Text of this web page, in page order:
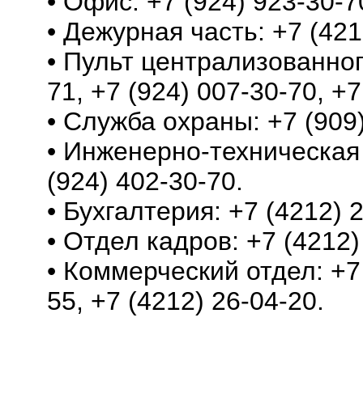
• Дежурная часть: +7
• Пульт
71, +7 (924) 007-30-70,
• Служба охраны: +7
• Инженерно-
(924) 402-30-70.
• Бухгалтерия: +7 (4212)
• Отдел кадров: +7
• Коммерческий отдел:
55, +7 (4212) 26-04-20.